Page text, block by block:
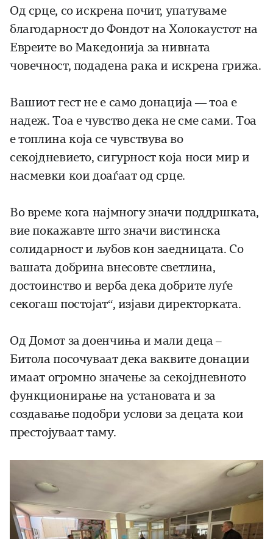
Од срце, со искрена почит, упатуваме
благодарност до Фондот на Холокаустот на
Евреите во Македонија за нивната
човечност, подадена рака и искрена грижа.
Вашиот гест не е само донација — тоа е
надеж. Тоа е чувство дека не сме сами. Тоа
е топлина која се чувствува во
секојдневието, сигурност која носи мир и
насмевки кои доаѓаат од срце.
Во време кога најмногу значи поддршката,
вие покажавте што значи вистинска
солидарност и љубов кон заедницата. Со
вашата добрина внесовте светлина,
достоинство и верба дека добрите луѓе
секогаш постојат“, изјави директорката.
Од Домот за доенчиња и мали деца –
Битола посочуваат дека ваквите донации
имаат огромно значење за секојдневното
функционирање на установата и за
создавање подобри услови за децата кои
престојуваат таму.